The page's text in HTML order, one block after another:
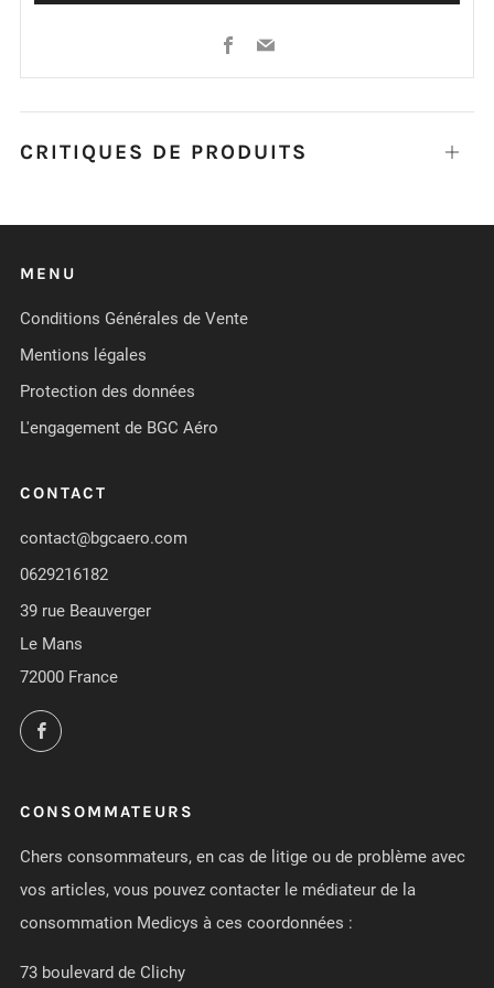
Facebook
Email
CRITIQUES DE PRODUITS Ouvrir
MENU
Conditions Générales de Vente
Mentions légales
Protection des données
L'engagement de BGC Aéro
CONTACT
contact@bgcaero.com
0629216182
39 rue Beauverger
Le Mans
72000 France
Facebook
CONSOMMATEURS
Chers consommateurs, en cas de litige ou de problème avec
vos articles, vous pouvez contacter le médiateur de la
consommation Medicys à ces coordonnées :
73 boulevard de Clichy